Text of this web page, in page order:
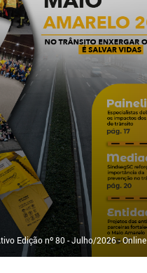
Edição nº 80 - Julho/2026 - Online